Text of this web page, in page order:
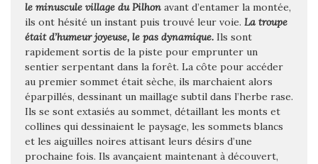
le minuscule village du Pilhon avant d’entamer la montée,
ils ont hésité un instant puis trouvé leur voie. La troupe
était d’humeur joyeuse, le pas dynamique. Ils sont
rapidement sortis de la piste pour emprunter un
sentier serpentant dans la forêt. La côte pour accéder
au premier sommet était sèche, ils marchaient alors
éparpillés, dessinant un maillage subtil dans l’herbe rase.
Ils se sont extasiés au sommet, détaillant les monts et
collines qui dessinaient le paysage, les sommets blancs
et les aiguilles noires attisant leurs désirs d’une
prochaine fois. Ils avançaient maintenant à découvert,